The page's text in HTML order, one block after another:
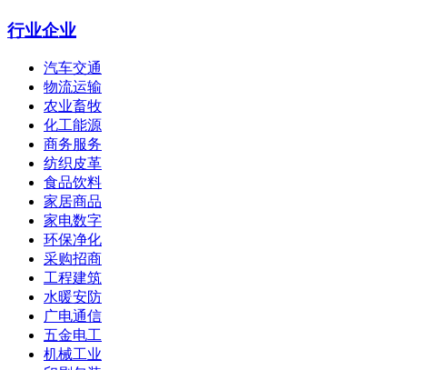
行业企业
汽车交通
物流运输
农业畜牧
化工能源
商务服务
纺织皮革
食品饮料
家居商品
家电数字
环保净化
采购招商
工程建筑
水暖安防
广电通信
五金电工
机械工业